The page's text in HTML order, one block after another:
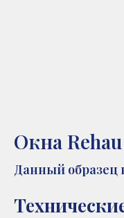
Окна Rehau
Данный образец